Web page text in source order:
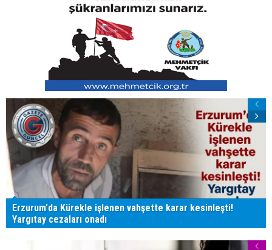
Erzurum'da Kürekle işlenen vahşette karar kesinleşti!
Yargıtay cezaları onadı